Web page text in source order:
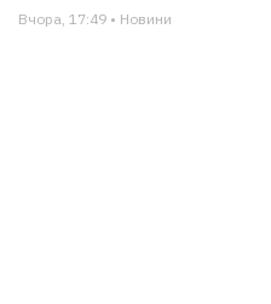
Вчора, 17:49 • Новини